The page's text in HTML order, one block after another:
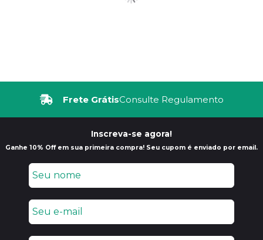
Frete GrátisConsulte Regulamento
Inscreva-se agora!
Ganhe 10% Off em sua primeira compra! Seu cupom é enviado por email.